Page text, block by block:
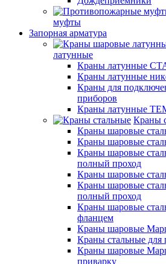
муфты
Запорная арматура
латунные
Краны латунные
Краны латунные
Краны для
приборов
Краны латунные
Краны
Краны шаровые
Краны шаровые
Краны шаровые
полный проход
Краны шаровые
Краны шаровые
полный проход
Краны шаровые
фланцем
Краны шаровые
Краны стальные
Краны шаровые
приварку